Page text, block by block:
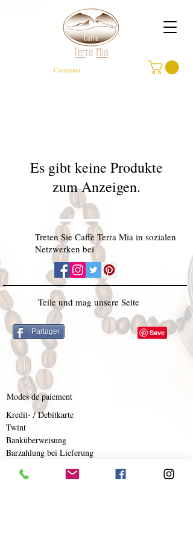
Connexion
Es gibt keine Produkte
zum Anzeigen.
Treten Sie Caffè Terra Mia in sozialen
Netzwerken bei
Teile und mag unsere Seite
Partager
Modes de paiement
Kredit- / Debitkarte
Twint
Banküberweisung
Barzahlung bei Lieferung